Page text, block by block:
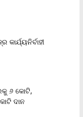
୬ କୋଟି,
ଦାନ